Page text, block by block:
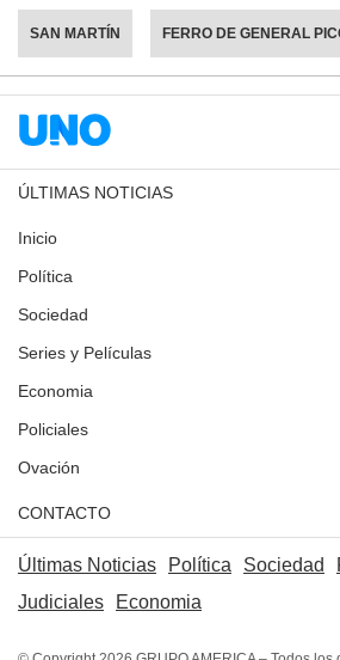
SAN MARTÍN FERRO DE GENERAL
ÚLTIMAS NOTICIAS
Inicio
Política
Sociedad
Series y Películas
Economia
Policiales
Ovación
CONTACTO
Últimas Noticias Política Sociedad
Judiciales
Economia